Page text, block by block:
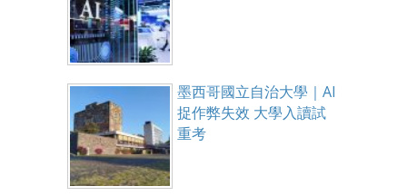
墨西哥國立自治大學｜AI
捉作弊失效 大學入讀試
重考